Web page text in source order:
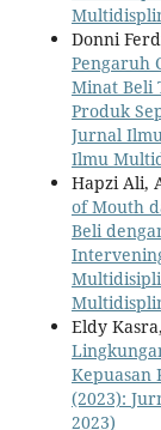
Donni
Pengaruh
Minat Beli
Produk
Jurnal
Ilmu
Hapzi Ali,
of Mouth
Beli
Eldy
Kepuasan
(2023):
2023)